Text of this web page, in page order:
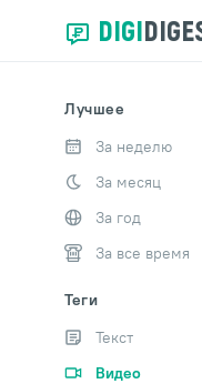
DIGI
Лучшее
За неделю
За месяц
За год
За все время
Теги
Текст
Видео